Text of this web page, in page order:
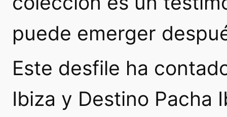
puede emerger
Este desfile ha
Ibiza y Destino Pacha